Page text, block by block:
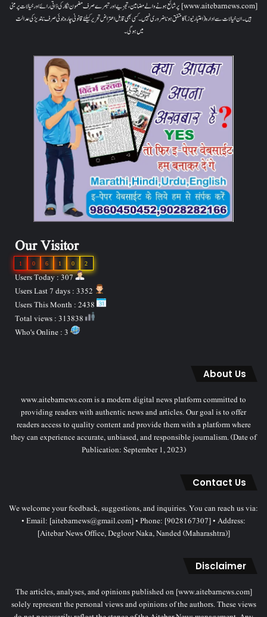
[www.aitebarnews.com] پر شائع ہونے والے مضامین، تجزیے اور تبصرے صرف مضمون نگار کی ذاتی رائے اور خیالات پر مبنی
ہیں۔ ان خیالات سے ادارہ (اعتبار نیوز) کا متفق ہونا ضروری نہیں۔ کسی بھی قابل اعتراض تحریر کیلئے قانونی چارہ جوئی صرف ناندیڑ کی عدالت
میں ہوگی۔
Our Visitor
2
0
1
6
0
1
Users Today : 307
About Us
www.aitebarnews.com is a modern digital news platform committed to
providing readers with authentic news and articles. Our goal is to offer
readers access to quality content and provide them with a platform where
they can experience accurate, unbiased, and responsible journalism. (Date of
Publication: September 1, 2023)
Contact Us
We welcome your feedback, suggestions, and inquiries. You can reach us via:
• Email: [aitebarnews@gmail.com] • Phone: [9028167307] • Address:
[Aitebar News Office, Degloor Naka, Nanded (Maharashtra)]
Disclaimer
The articles, analyses, and opinions published on [www.aitebarnews.com]
solely represent the personal views and opinions of the authors. These views